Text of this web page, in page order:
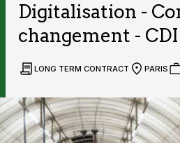
Digitalisation -
changement -
LONG TERM CONTRACT PARIS